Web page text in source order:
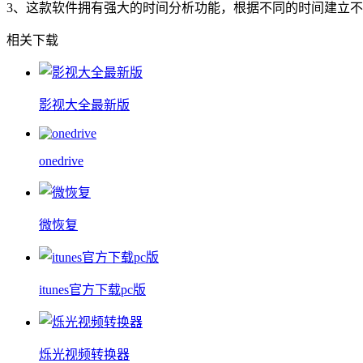
3、这款软件拥有强大的时间分析功能，根据不同的时间建立不
相关下载
影视大全最新版
onedrive
微恢复
itunes官方下载pc版
烁光视频转换器